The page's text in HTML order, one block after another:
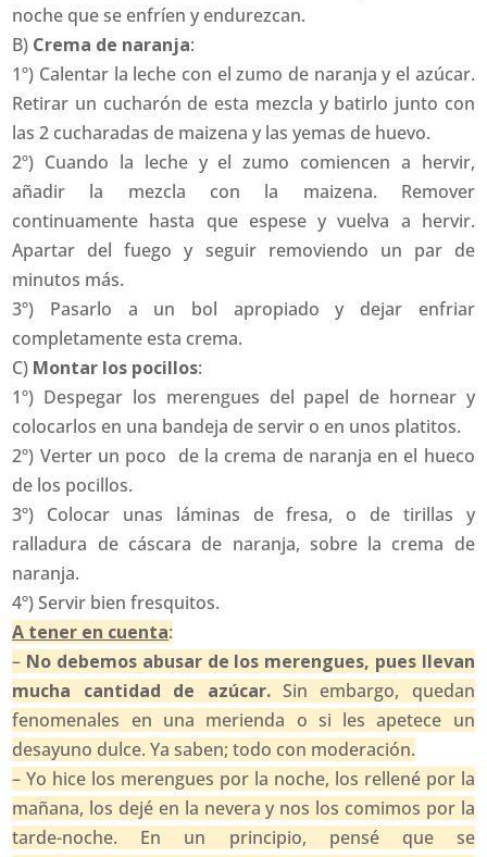
noche que se enfríen y endurezcan.
B) Crema de naranja:
1º) Calentar la leche con el zumo de naranja y el azúcar.
Retirar un cucharón de esta mezcla y batirlo junto con
las 2 cucharadas de maizena y las yemas de huevo.
2º) Cuando la leche y el zumo comiencen a hervir,
añadir la mezcla con la maizena. Remover
continuamente hasta que espese y vuelva a hervir.
Apartar del fuego y seguir removiendo un par de
minutos más.
3º) Pasarlo a un bol apropiado y dejar enfriar
completamente esta crema.
C) Montar los pocillos:
1º) Despegar los merengues del papel de hornear y
colocarlos en una bandeja de servir o en unos platitos.
2º) Verter un poco de la crema de naranja en el hueco
de los pocillos.
3º) Colocar unas láminas de fresa, o de tirillas y
ralladura de cáscara de naranja, sobre la crema de
naranja.
4º) Servir bien fresquitos.
A tener en cuenta:
– No debemos abusar de los merengues, pues llevan
mucha cantidad de azúcar.Sin embargo, quedan
fenomenales en una merienda o si les apetece un
desayuno dulce. Ya saben; todo con moderación.
– Yo hice los merengues por la noche, los rellené por la
mañana, los dejé en la nevera y nos los comimos por la
tarde-noche. En un principio, pensé que se